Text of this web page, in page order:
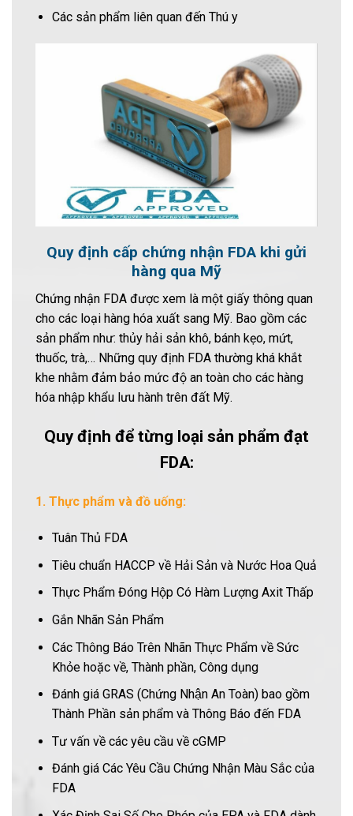
Các sản phẩm liên quan đến Thú y
Quy định cấp chứng nhận FDA khi gửi
hàng qua Mỹ
Chứng nhận FDA được xem là một giấy thông quan
cho các loại hàng hóa xuất sang Mỹ. Bao gồm các
sản phẩm như: thủy hải sản khô, bánh kẹo, mứt,
thuốc, trà,… Những quy định FDA thường khá khắt
khe nhằm đảm bảo mức độ an toàn cho các hàng
hóa nhập khẩu lưu hành trên đất Mỹ.
Quy định để từng loại sản phẩm đạt
FDA:
1. Thực phẩm và đồ uống:
Tuân Thủ FDA
Tiêu chuẩn HACCP về Hải Sản và Nước Hoa Quả
Thực Phẩm Đóng Hộp Có Hàm Lượng Axit Thấp
Gắn Nhãn Sản Phẩm
Các Thông Báo Trên Nhãn Thực Phẩm về Sức
Khỏe hoặc về, Thành phần, Công dụng
Đánh giá GRAS (Chứng Nhận An Toàn) bao gồm
Thành Phần sản phẩm và Thông Báo đến FDA
Tư vấn về các yêu cầu về cGMP
Đánh giá Các Yêu Cầu Chứng Nhận Màu Sắc của
FDA